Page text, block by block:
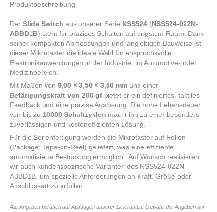
Produktbeschreibung
Der Slide Switch aus unserer Serie NSS524 (NSS524-022N-
ABBD1B) steht für präzises Schalten auf engstem Raum. Dank
seiner kompakten Abmessungen und langlebigen Bauweise ist
dieser Mikrotaster die ideale Wahl für anspruchsvolle
Elektronikanwendungen in der Industrie, im Automotive- oder
Medizinbereich.
Mit Maßen von 9,00 × 3,50 × 3,50 mm und einer
Betätigungskraft von 200 gf bietet er ein definiertes, taktiles
Feedback und eine präzise Auslösung. Die hohe Lebensdauer
von bis zu 10000 Schaltzyklen macht ihn zu einer besonders
zuverlässigen und kosteneffizienten Lösung.
Für die Serienfertigung werden die Mikrotaster auf Rollen
(Package: Tape-on-Reel) geliefert, was eine effiziente,
automatisierte Bestückung ermöglicht. Auf Wunsch realisieren
wir auch kundenspezifische Varianten des NSS524-022N-
ABBD1B, um spezielle Anforderungen an Kraft, Größe oder
Anschlussart zu erfüllen.
Alle Angaben beruhen auf Aussagen unserer Lieferanten. Gewähr der Angaben nur